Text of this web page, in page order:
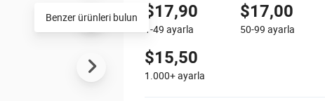
$17,90
1-49 ayarla
$17,00
50-99 ayarla
$15,50
1.000+ayarla
Benzer ürünleri bulun